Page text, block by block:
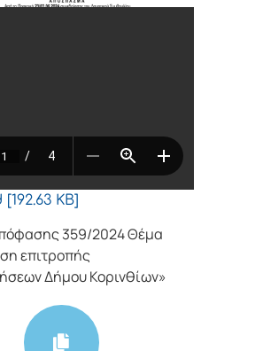
KB]
359/2024 Θέμα
επιτροπής
Δήμου Κορινθίων»